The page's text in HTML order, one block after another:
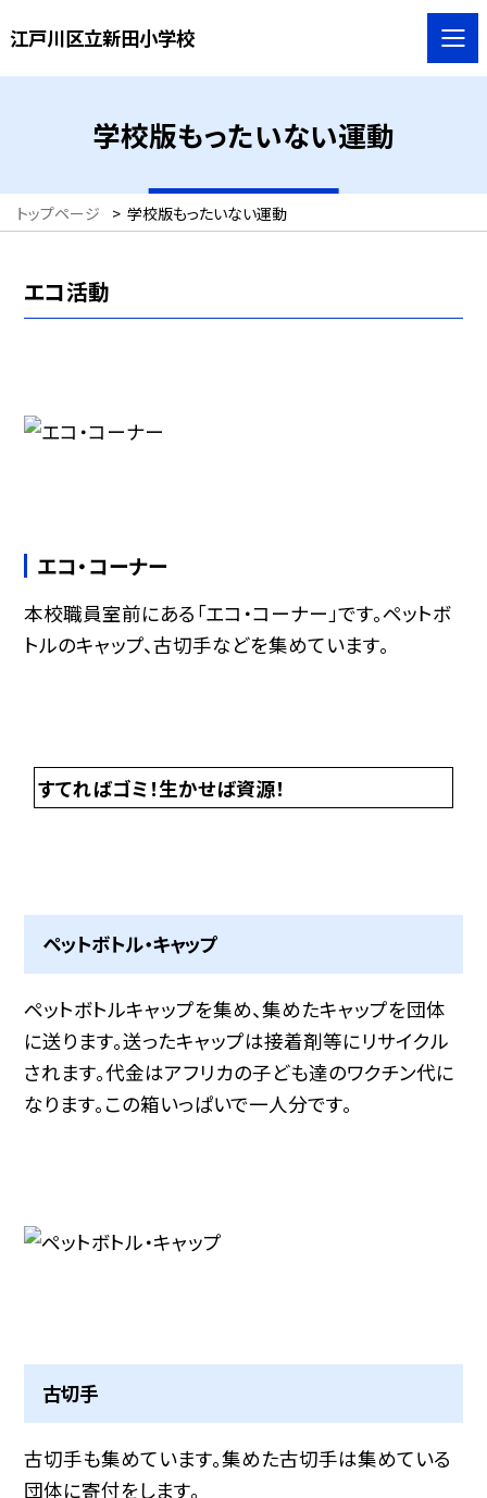
江戸川区立新田小学校
学校版もったいない運動
トップページ > 学校版もったいない運動
エコ活動
エコ・コーナー
本校職員室前にある「エコ・コーナー」です。ペットボ
トルのキャップ、古切手などを集めています。
すてればゴミ！生かせば資源！
ペットボトル・キャップ
ペットボトルキャップを集め、集めたキャップを団体
に送ります。送ったキャップは接着剤等にリサイクル
されます。代金はアフリカの子ども達のワクチン代に
なります。この箱いっぱいで一人分です。
古切手
古切手も集めています。集めた古切手は集めている
団体に寄付をします。